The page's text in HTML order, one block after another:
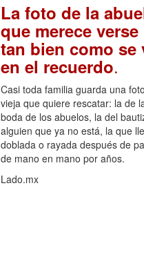
La foto de la
que merece verse
tan bien como se
en el recuerdo.
Casi toda familia guarda una foto
vieja que quiere rescatar: la de
boda de los abuelos, la del
alguien que ya no está, la que
doblada o rayada después de
de mano en mano por años.
Lado.mx